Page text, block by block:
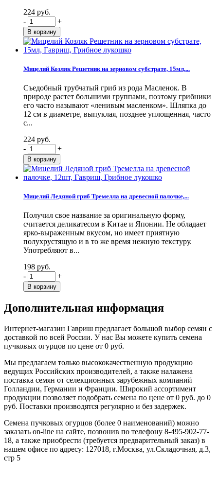
224 руб.
-
+
Мицелий Козляк Решетник на зерновом субстрате, 15мл,...
Съедобный трубчатый гриб из рода Масленок. В
природе растет большими группами, поэтому грибники
его часто называют «ленивым масленком». Шляпка до
12 см в диаметре, выпуклая, позднее уплощенная, часто
с...
224 руб.
-
+
Мицелий Ледяной гриб Тремелла на древесной палочке,...
Получил свое название за оригинальную форму,
считается деликатесом в Китае и Японии. Не обладает
ярко-выраженным вкусом, но имеет приятную
полухрустящую и в то же время нежную текстуру.
Употребляют в...
198 руб.
-
+
Дополнительная информация
Интернет-магазин Гавриш предлагает большой выбор семян с
доставкой по всей России. У нас Вы можете купить семена
пучковых огурцов по цене от 0 руб.
Мы предлагаем только высококачественную продукцию
ведущих Российских производителей, а также налажена
поставка семян от селекционных зарубежных компаний
Голландии, Германии и Франции. Широкий ассортимент
продукции позволяет подобрать семена по цене от 0 руб. до 0
руб. Поставки производятся регулярно и без задержек.
Семена пучковых огурцов (более 0 наименований) можно
заказать on-line на сайте, позвонив по телефону 8-495-902-77-
18, а также приобрести (требуется предварительный заказ) в
нашем офисе по адресу: 127018, г.Москва, ул.Складочная, д.3,
стр 5